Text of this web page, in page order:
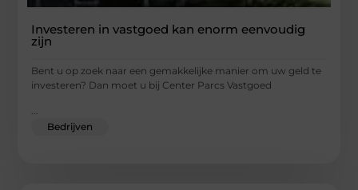
Investeren in vastgoed kan enorm eenvoudig
zijn
Bent u op zoek naar een gemakkelijke manier om uw geld te
investeren? Dan moet u bij Center Parcs Vastgoed
...
Bedrijven